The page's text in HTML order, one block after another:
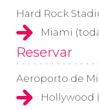
Hard Rock
Miami
Reservar
Aeroporto de
Hollywood